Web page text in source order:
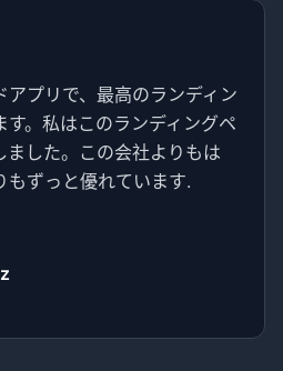
プリで、最高のランディン
。私はこのランディングペ
ました。この会社よりもは
もずっと優れています.